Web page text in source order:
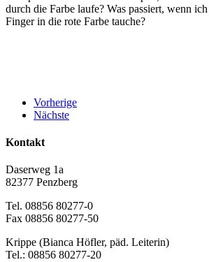
durch die Farbe laufe? Was passiert, wenn
Finger in die rote Farbe tauche?
Vorherige
Nächste
Kontakt
Daserweg 1a
82377 Penzberg
Tel. 08856 80277-0
Fax 08856 80277-50
Krippe (Bianca Höfler, päd. Leiterin)
Tel.: 08856 80277-20